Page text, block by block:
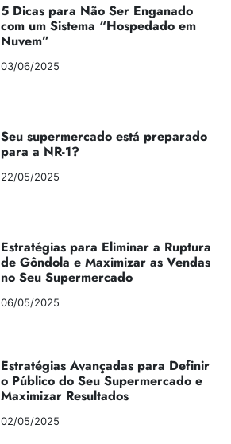
5 Dicas para Não Ser Enganado
com um Sistema “Hospedado em
Nuvem”
03/06/2025
Seu supermercado está preparado
para a NR-1?
22/05/2025
Estratégias para Eliminar a Ruptura
de Gôndola e Maximizar as Vendas
no Seu Supermercado
06/05/2025
Estratégias Avançadas para Definir
o Público do Seu Supermercado e
Maximizar Resultados
02/05/2025